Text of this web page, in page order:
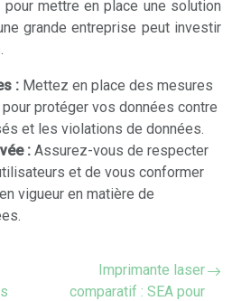
mettre en place une solution
grande entreprise peut investir
: Mettez en place des mesures
protéger vos données contre
et les violations de données.
: Assurez-vous de respecter
et de vous conformer
vigueur en matière de
Imprimante laser
comparatif : SEA pour